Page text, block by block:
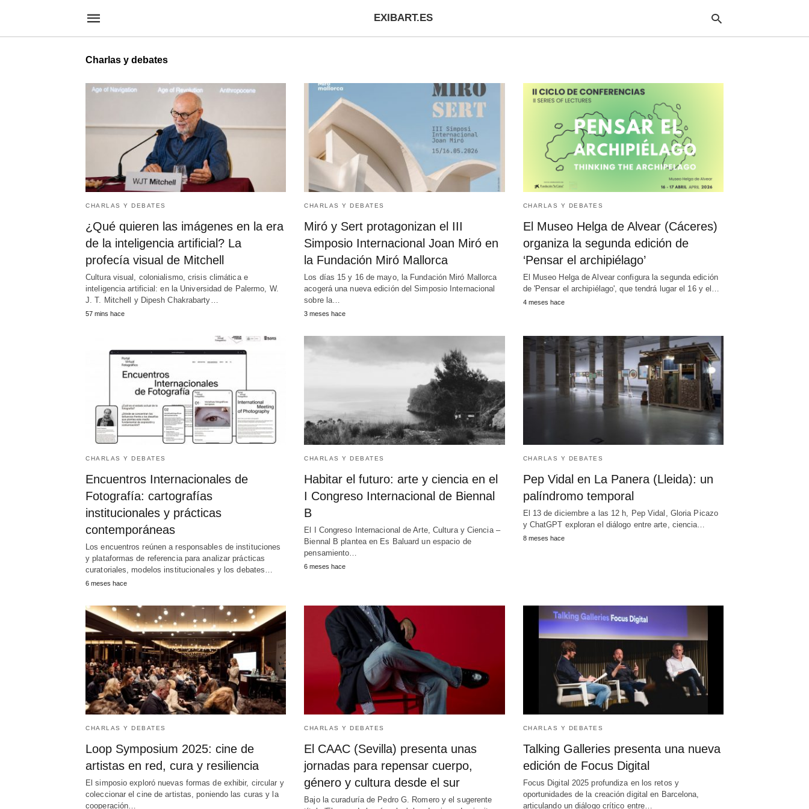
EXIBART.ES
Charlas y debates
CHARLAS Y DEBATES
¿Qué quieren las imágenes en la era
de la inteligencia artificial? La
profecía visual de Mitchell
Cultura visual, colonialismo, crisis climática e
inteligencia artificial: en la Universidad de Palermo, W.
J. T. Mitchell y Dipesh Chakrabarty…
57 mins hace
CHARLAS Y DEBATES
Miró y Sert protagonizan el III
Simposio Internacional Joan Miró en
la Fundación Miró Mallorca
Los días 15 y 16 de mayo, la Fundación Miró Mallorca
acogerá una nueva edición del Simposio Internacional
sobre la…
3 meses hace
CHARLAS Y DEBATES
El Museo Helga de Alvear (Cáceres)
organiza la segunda edición de
‘Pensar el archipiélago’
El Museo Helga de Alvear configura la segunda edición
de 'Pensar el archipiélago', que tendrá lugar el 16 y el…
4 meses hace
CHARLAS Y DEBATES
Encuentros Internacionales de
Fotografía: cartografías
institucionales y prácticas
contemporáneas
Los encuentros reúnen a responsables de instituciones
y plataformas de referencia para analizar prácticas
curatoriales, modelos institucionales y los debates…
6 meses hace
CHARLAS Y DEBATES
Habitar el futuro: arte y ciencia en el
I Congreso Internacional de Biennal
B
El I Congreso Internacional de Arte, Cultura y Ciencia –
Biennal B plantea en Es Baluard un espacio de
pensamiento…
6 meses hace
CHARLAS Y DEBATES
Pep Vidal en La Panera (Lleida): un
palíndromo temporal
El 13 de diciembre a las 12 h, Pep Vidal, Gloria Picazo
y ChatGPT exploran el diálogo entre arte, ciencia…
8 meses hace
CHARLAS Y DEBATES
Loop Symposium 2025: cine de
artistas en red, cura y resiliencia
El simposio exploró nuevas formas de exhibir, circular y
coleccionar el cine de artistas, poniendo las curas y la
cooperación…
CHARLAS Y DEBATES
El CAAC (Sevilla) presenta unas
jornadas para repensar cuerpo,
género y cultura desde el sur
Bajo la curaduría de Pedro G. Romero y el sugerente
CHARLAS Y DEBATES
Talking Galleries presenta una nueva
edición de Focus Digital
Focus Digital 2025 profundiza en los retos y
oportunidades de la creación digital en Barcelona,
articulando un diálogo crítico entre…